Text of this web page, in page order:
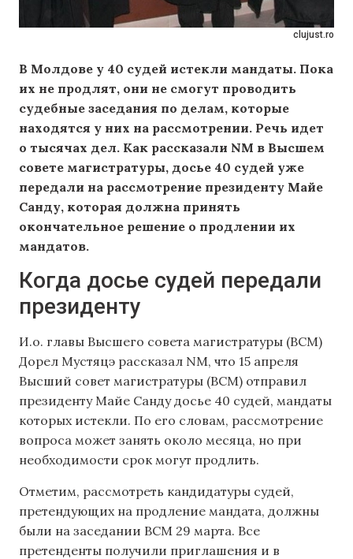
clujust.ro
В Молдове у 40 судей истекли мандаты. Пока
их не продлят, они не смогут проводить
судебные заседания по делам, которые
находятся у них на рассмотрении. Речь идет
о тысячах дел. Как рассказали NM в Высшем
совете магистратуры, досье 40 судей уже
передали на рассмотрение президенту Майе
Санду, которая должна принять
окончательное решение о продлении их
мандатов.
Когда досье судей передали
президенту
И.о. главы Высшего совета магистратуры (ВСМ)
Дорел Мустяцэ рассказал NM, что 15 апреля
Высший совет магистратуры (ВСМ) отправил
президенту Майе Санду досье 40 судей, мандаты
которых истекли. По его словам, рассмотрение
вопроса может занять около месяца, но при
необходимости срок могут продлить.
Отметим, рассмотреть кандидатуры судей,
претендующих на продление мандата, должны
были на заседании ВСМ 29 марта. Все
претенденты получили приглашения и в